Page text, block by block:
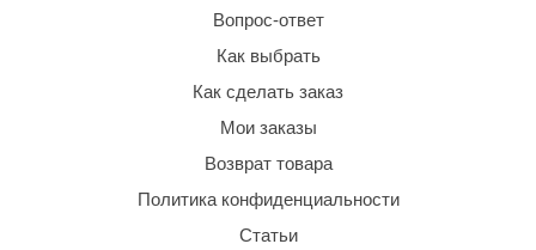
Вопрос-ответ
Как выбрать
Как сделать заказ
Мои заказы
Возврат товара
Политика конфиденциальности
Статьи